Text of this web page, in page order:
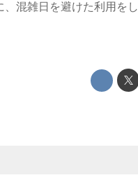
混雑日を避けた利用をし